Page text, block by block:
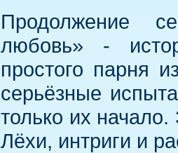
Продолжение
любовь» -
простого парня
серьёзные
только их
Лёхи, интриги и